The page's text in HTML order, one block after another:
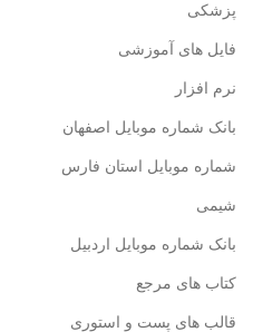
پزشکی
فایل های آموزشی
نرم افزار
بانک شماره موبایل اصفهان
شماره موبایل استان فارس
شیمی
بانک شماره موبایل اردبیل
کتاب های مرجع
قالب های پست و استوری